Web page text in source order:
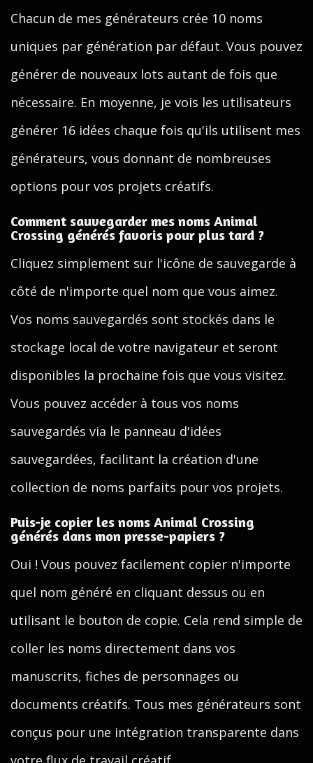
Chacun de mes générateurs crée 10 noms
uniques par génération par défaut. Vous pouvez
générer de nouveaux lots autant de fois que
nécessaire. En moyenne, je vois les utilisateurs
générer 16 idées chaque fois qu'ils utilisent mes
générateurs, vous donnant de nombreuses
options pour vos projets créatifs.
Comment sauvegarder mes noms Animal
Crossing générés favoris pour plus tard ?
Cliquez simplement sur l'icône de sauvegarde à
côté de n'importe quel nom que vous aimez.
Vos noms sauvegardés sont stockés dans le
stockage local de votre navigateur et seront
disponibles la prochaine fois que vous visitez.
Vous pouvez accéder à tous vos noms
sauvegardés via le panneau d'idées
sauvegardées, facilitant la création d'une
collection de noms parfaits pour vos projets.
Puis-je copier les noms Animal Crossing
générés dans mon presse-papiers ?
Oui ! Vous pouvez facilement copier n'importe
quel nom généré en cliquant dessus ou en
utilisant le bouton de copie. Cela rend simple de
coller les noms directement dans vos
manuscrits, fiches de personnages ou
documents créatifs. Tous mes générateurs sont
conçus pour une intégration transparente dans